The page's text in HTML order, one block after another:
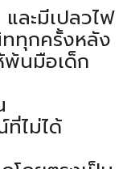
ละมีเปลวไฟ
ทุกครั้งหลัง
พ้นมือเด็ก
ไม่ได้